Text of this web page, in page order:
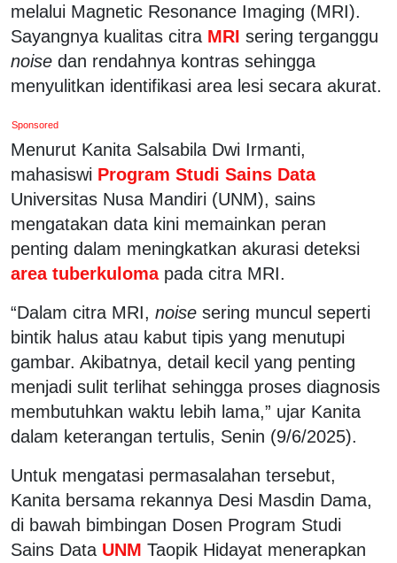
melalui Magnetic Resonance Imaging (MRI).
Sayangnya kualitas citra MRI sering terganggu
noise dan rendahnya kontras sehingga
menyulitkan identifikasi area lesi secara akurat.
Sponsored
Menurut Kanita Salsabila Dwi Irmanti,
mahasiswi Program Studi Sains Data
Universitas Nusa Mandiri (UNM), sains
mengatakan data kini memainkan peran
penting dalam meningkatkan akurasi deteksi
area tuberkuloma pada citra MRI.
“Dalam citra MRI, noise sering muncul seperti
bintik halus atau kabut tipis yang menutupi
gambar. Akibatnya, detail kecil yang penting
menjadi sulit terlihat sehingga proses diagnosis
membutuhkan waktu lebih lama,” ujar Kanita
dalam keterangan tertulis, Senin (9/6/2025).
Untuk mengatasi permasalahan tersebut,
Kanita bersama rekannya Desi Masdin Dama,
di bawah bimbingan Dosen Program Studi
Sains Data UNM Taopik Hidayat menerapkan